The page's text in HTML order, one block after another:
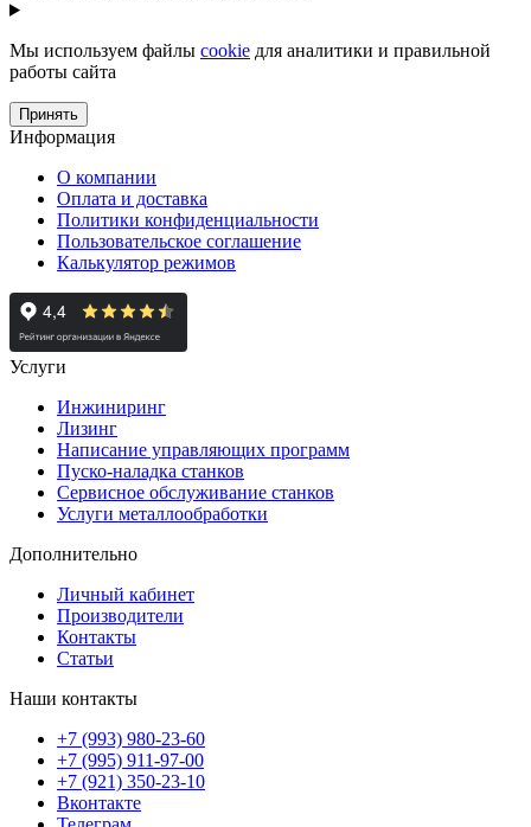
Мы используем файлы cookie для аналитики и правильной
работы сайта
Принять
Информация
О компании
Оплата и доставка
Политики конфиденциальности
Пользовательское соглашение
Калькулятор режимов
Услуги
Инжиниринг
Лизинг
Написание управляющих программ
Пуско-наладка станков
Сервисное обслуживание станков
Услуги металлообработки
Дополнительно
Личный кабинет
Производители
Контакты
Статьи
Наши контакты
+7 (993) 980-23-60
+7 (995) 911-97-00
+7 (921) 350-23-10
Вконтакте